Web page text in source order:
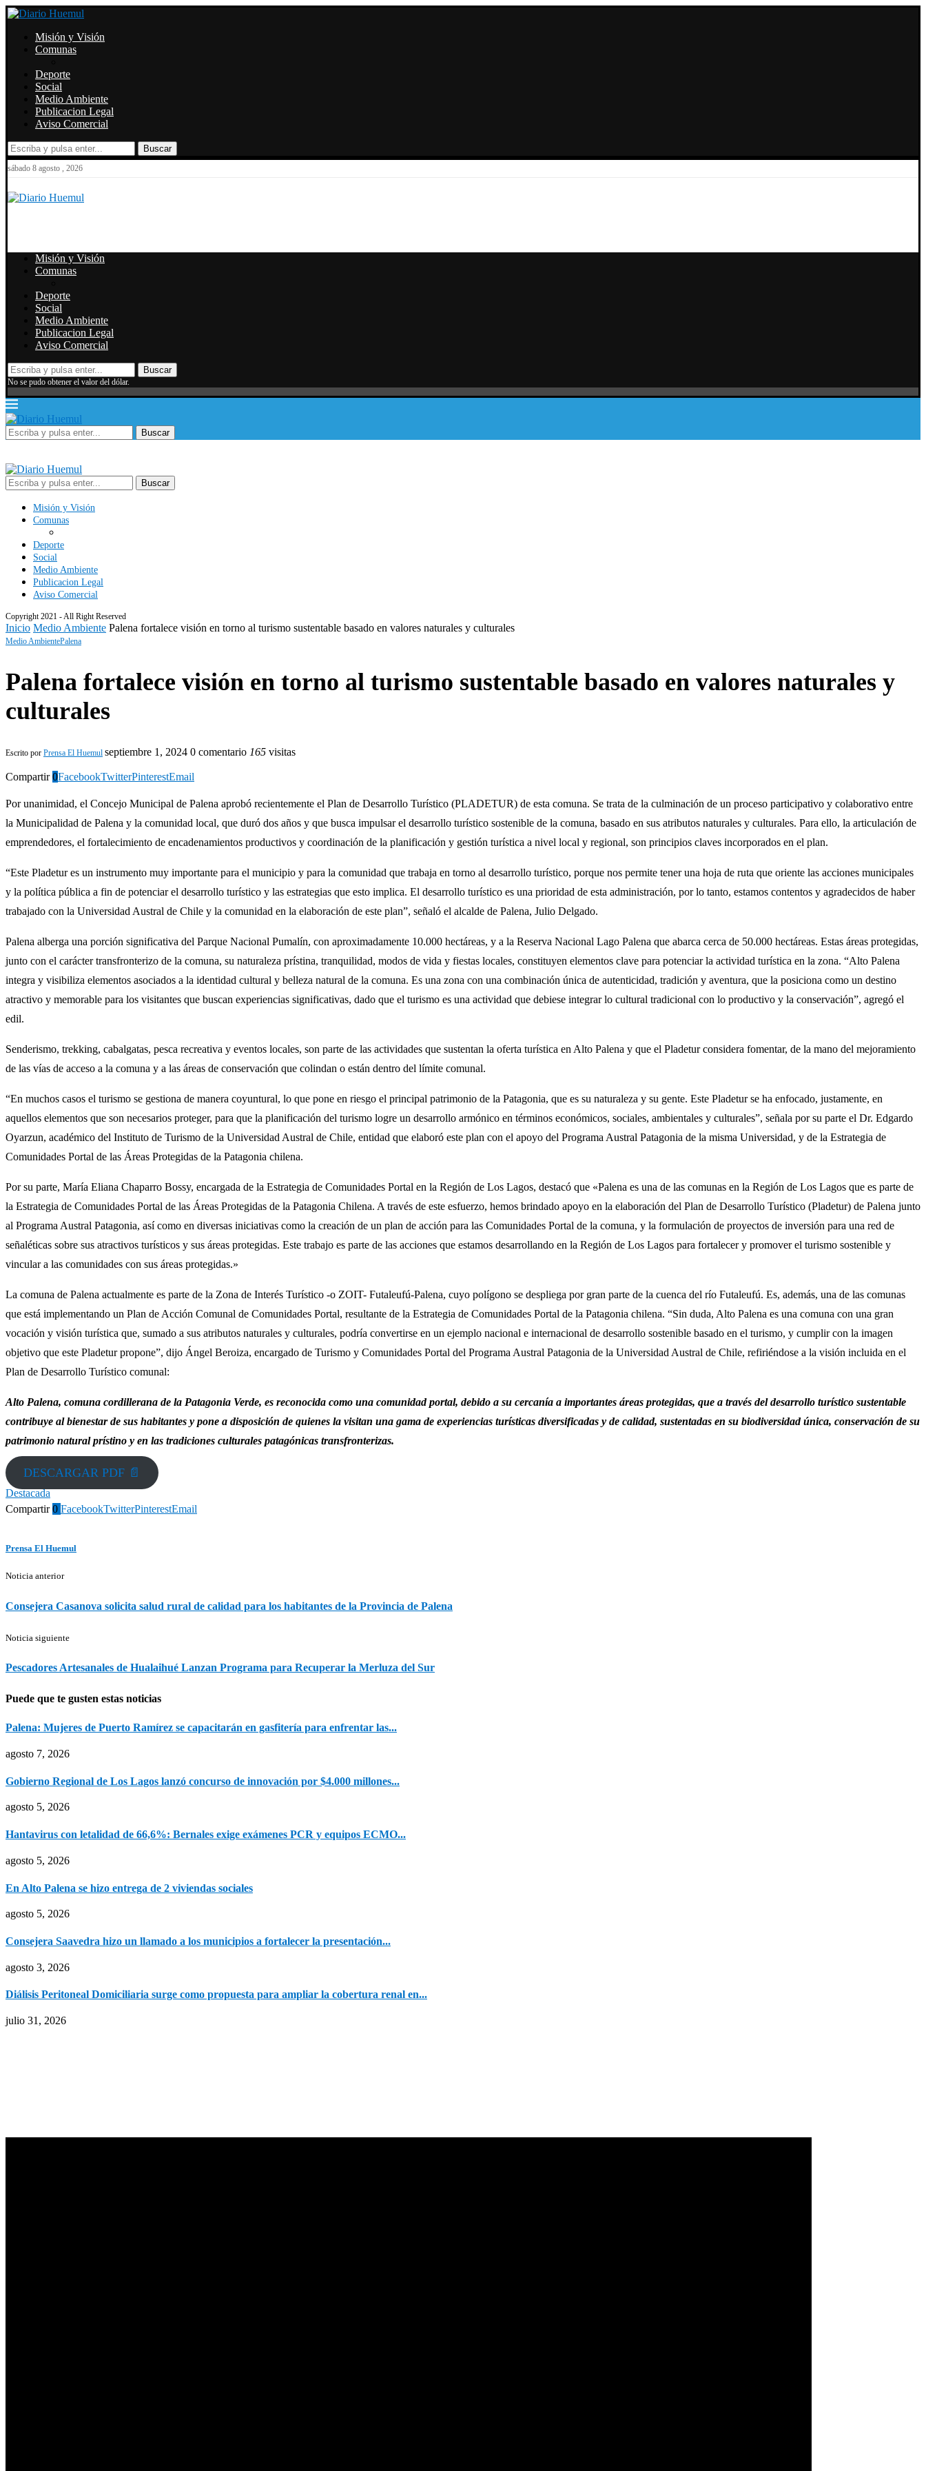
Misión y Visión
Comunas
Deporte
Social
Medio Ambiente
Publicacion Legal
Aviso Comercial
Buscar
sábado 8 agosto , 2026
Misión y Visión
Comunas
Deporte
Social
Medio Ambiente
Publicacion Legal
Aviso Comercial
Buscar
No se pudo obtener el valor del dólar.
Buscar
Buscar
Misión y Visión
Comunas
Deporte
Social
Medio Ambiente
Publicacion Legal
Aviso Comercial
Copyright 2021 - All Right Reserved
Inicio Medio Ambiente Palena fortalece visión en torno al turismo sustentable basado en valores naturales y culturales
Medio AmbientePalena
Palena fortalece visión en torno al turismo sustentable basado en valores naturales y
culturales
Escrito por Prensa El Huemul septiembre 1, 2024 0 comentario 165 visitas
Compartir 0FacebookTwitterPinterestEmail
Por unanimidad, el Concejo Municipal de Palena aprobó recientemente el Plan de Desarrollo Turístico (PLADETUR) de esta comuna. Se trata de la culminación de un proceso participativo y colaborativo entre
la Municipalidad de Palena y la comunidad local, que duró dos años y que busca impulsar el desarrollo turístico sostenible de la comuna, basado en sus atributos naturales y culturales. Para ello, la articulación de
emprendedores, el fortalecimiento de encadenamientos productivos y coordinación de la planificación y gestión turística a nivel local y regional, son principios claves incorporados en el plan.
“Este Pladetur es un instrumento muy importante para el municipio y para la comunidad que trabaja en torno al desarrollo turístico, porque nos permite tener una hoja de ruta que oriente las acciones municipales
y la política pública a fin de potenciar el desarrollo turístico y las estrategias que esto implica. El desarrollo turístico es una prioridad de esta administración, por lo tanto, estamos contentos y agradecidos de haber
trabajado con la Universidad Austral de Chile y la comunidad en la elaboración de este plan”, señaló el alcalde de Palena, Julio Delgado.
Palena alberga una porción significativa del Parque Nacional Pumalín, con aproximadamente 10.000 hectáreas, y a la Reserva Nacional Lago Palena que abarca cerca de 50.000 hectáreas. Estas áreas protegidas,
junto con el carácter transfronterizo de la comuna, su naturaleza prístina, tranquilidad, modos de vida y fiestas locales, constituyen elementos clave para potenciar la actividad turística en la zona. “Alto Palena
integra y visibiliza elementos asociados a la identidad cultural y belleza natural de la comuna. Es una zona con una combinación única de autenticidad, tradición y aventura, que la posiciona como un destino
atractivo y memorable para los visitantes que buscan experiencias significativas, dado que el turismo es una actividad que debiese integrar lo cultural tradicional con lo productivo y la conservación”, agregó el
edil.
Senderismo, trekking, cabalgatas, pesca recreativa y eventos locales, son parte de las actividades que sustentan la oferta turística en Alto Palena y que el Pladetur considera fomentar, de la mano del mejoramiento
de las vías de acceso a la comuna y a las áreas de conservación que colindan o están dentro del límite comunal.
“En muchos casos el turismo se gestiona de manera coyuntural, lo que pone en riesgo el principal patrimonio de la Patagonia, que es su naturaleza y su gente. Este Pladetur se ha enfocado, justamente, en
aquellos elementos que son necesarios proteger, para que la planificación del turismo logre un desarrollo armónico en términos económicos, sociales, ambientales y culturales”, señala por su parte el Dr. Edgardo
Oyarzun, académico del Instituto de Turismo de la Universidad Austral de Chile, entidad que elaboró este plan con el apoyo del Programa Austral Patagonia de la misma Universidad, y de la Estrategia de
Comunidades Portal de las Áreas Protegidas de la Patagonia chilena.
Por su parte, María Eliana Chaparro Bossy, encargada de la Estrategia de Comunidades Portal en la Región de Los Lagos, destacó que «Palena es una de las comunas en la Región de Los Lagos que es parte de
la Estrategia de Comunidades Portal de las Áreas Protegidas de la Patagonia Chilena. A través de este esfuerzo, hemos brindado apoyo en la elaboración del Plan de Desarrollo Turístico (Pladetur) de Palena junto
al Programa Austral Patagonia, así como en diversas iniciativas como la creación de un plan de acción para las Comunidades Portal de la comuna, y la formulación de proyectos de inversión para una red de
señaléticas sobre sus atractivos turísticos y sus áreas protegidas. Este trabajo es parte de las acciones que estamos desarrollando en la Región de Los Lagos para fortalecer y promover el turismo sostenible y
vincular a las comunidades con sus áreas protegidas.»
La comuna de Palena actualmente es parte de la Zona de Interés Turístico -o ZOIT- Futaleufú-Palena, cuyo polígono se despliega por gran parte de la cuenca del río Futaleufú. Es, además, una de las comunas
que está implementando un Plan de Acción Comunal de Comunidades Portal, resultante de la Estrategia de Comunidades Portal de la Patagonia chilena. “Sin duda, Alto Palena es una comuna con una gran
vocación y visión turística que, sumado a sus atributos naturales y culturales, podría convertirse en un ejemplo nacional e internacional de desarrollo sostenible basado en el turismo, y cumplir con la imagen
objetivo que este Pladetur propone”, dijo Ángel Beroiza, encargado de Turismo y Comunidades Portal del Programa Austral Patagonia de la Universidad Austral de Chile, refiriéndose a la visión incluida en el
Plan de Desarrollo Turístico comunal:
Alto Palena, comuna cordillerana de la Patagonia Verde, es reconocida como una comunidad portal, debido a su cercanía a importantes áreas protegidas, que a través del desarrollo turístico sustentable
contribuye al bienestar de sus habitantes y pone a disposición de quienes la visitan una gama de experiencias turísticas diversificadas y de calidad, sustentadas en su biodiversidad única, conservación de su
patrimonio natural prístino y en las tradiciones culturales patagónicas transfronterizas.
DESCARGAR PDF 📄
Destacada
Compartir 0 FacebookTwitterPinterestEmail
Prensa El Huemul
Noticia anterior
Consejera Casanova solicita salud rural de calidad para los habitantes de la Provincia de Palena
Noticia siguiente
Pescadores Artesanales de Hualaihué Lanzan Programa para Recuperar la Merluza del Sur
Puede que te gusten estas noticias
Palena: Mujeres de Puerto Ramírez se capacitarán en gasfitería para enfrentar las...
agosto 7, 2026
Gobierno Regional de Los Lagos lanzó concurso de innovación por $4.000 millones...
agosto 5, 2026
Hantavirus con letalidad de 66,6%: Bernales exige exámenes PCR y equipos ECMO...
agosto 5, 2026
En Alto Palena se hizo entrega de 2 viviendas sociales
agosto 5, 2026
Consejera Saavedra hizo un llamado a los municipios a fortalecer la presentación...
agosto 3, 2026
Diálisis Peritoneal Domiciliaria surge como propuesta para ampliar la cobertura renal en...
julio 31, 2026